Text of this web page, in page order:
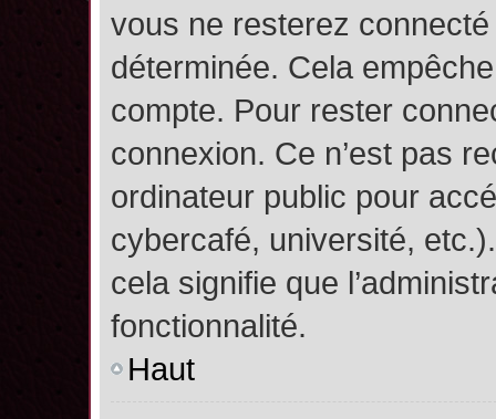
vous ne resterez
déterminée. Cela
compte. Pour rester
connexion. Ce n’est pas
ordinateur public pour
cybercafé, université,
cela signifie que
fonctionnalité.
Haut